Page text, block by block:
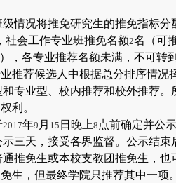
情况将推免研究生的推免指标
社会工作专业班推免名额2名（可
，各专业推荐名额未满，不可转
推荐候选人中根据总分排序情况
和专业型、校内推荐和校外推荐
利。
2017年9 月 15 日晚上8 点前确定并公
示三天，接受各界监督。公示结
通推免生或本校支教团推免生，
生，但最终学院只推荐其中一项